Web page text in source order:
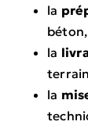
la
la
terrain
la